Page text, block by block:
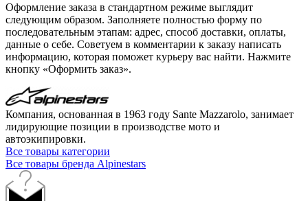
Оформление заказа в стандартном режиме выглядит
следующим образом. Заполняете полностью форму по
последовательным этапам: адрес, способ доставки, оплаты,
данные о себе. Советуем в комментарии к заказу написать
информацию, которая поможет курьеру вас найти. Нажмите
кнопку «Оформить заказ».
Компания, основанная в 1963 году Sante Mazzarolo, занимает
лидирующие позиции в производстве мото и
автоэкипировки.
Все товары категории
Все товары бренда Alpinestars